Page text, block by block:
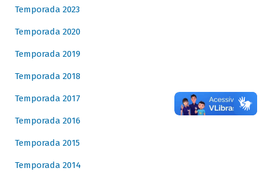
Temporada 2023
Temporada 2020
Temporada 2019
Temporada 2018
Temporada 2017
Temporada 2016
Temporada 2015
Temporada 2014